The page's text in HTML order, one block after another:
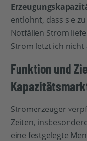
entlohnt, dass sie
Notfällen Strom
Strom letztlich nicht
Funktion und
Stromerzeuger
Zeiten,
eine festgelegte